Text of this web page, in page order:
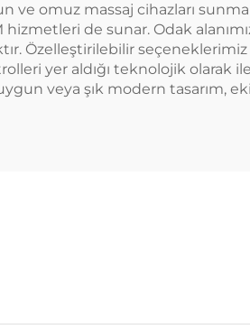
ve omuz massaj cihazları
hizmetleri de sunar. Odak
Özelleştirilebilir seçeneklerimiz
yer aldığı teknolojik olarak
veya şık modern tasarım,